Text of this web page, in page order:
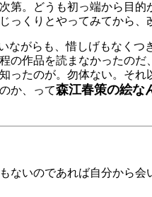
第。どうも初っ端から目
くりとやってみてから、
がらも、惜しげもなくつ
の作品を読まなかったのだ
ったのが。勿体ない。それ
か、って森江春策の絵な
いのであれば自分から会